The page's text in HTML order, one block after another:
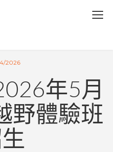
2026
年5月
野體驗班